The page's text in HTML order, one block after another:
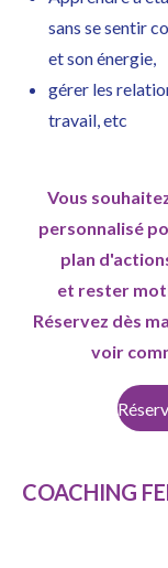
sans se sentir
et son énergie,
gérer les
travail, etc
Vous
personnalisé
plan
et rester
Réservez dès
voir
COACHING